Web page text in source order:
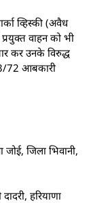
व्हिस्की (अवैध
वाहन को भी
कर उनके विरुद्ध
72 आबकारी
जिला भिवानी,
हरियाणा